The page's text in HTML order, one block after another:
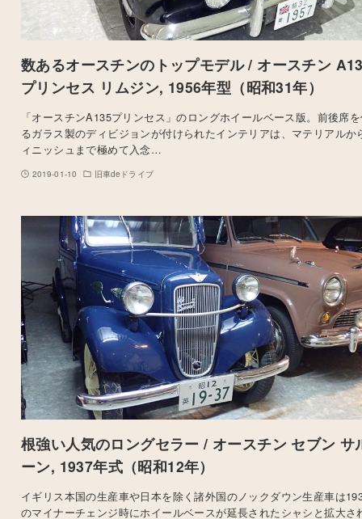
数あるオースチンのトップモデル / オースチン
プリンセス リムジン, 1956年型（昭和31年）
「オースチンA135プリンセス」のロングホイールベース版。前後席
るガラス製のディビジョンが付けられたインテリアは、マテリアルか
ィニッシュまで極めて入念…
2019-01-10 旧車deドライブ
根強い人気のロングセラー / オースチン セブン サ
ーン, 1937年式（昭和12年）
イギリス本国の生産車や日本を除く諸外国のノックダウン生産車は
のマイナーチェンジ時にホイールベースが延長されたシャシと拡大さ